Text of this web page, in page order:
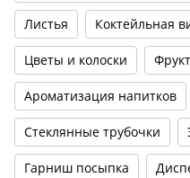
Листья Коктейльная
Цветы и колоски
Ароматизация напитков
Стеклянные трубочки
Гарниш посыпка